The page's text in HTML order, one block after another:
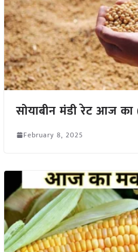
सोयाबीन मंडी रेट आज
February 8, 2025